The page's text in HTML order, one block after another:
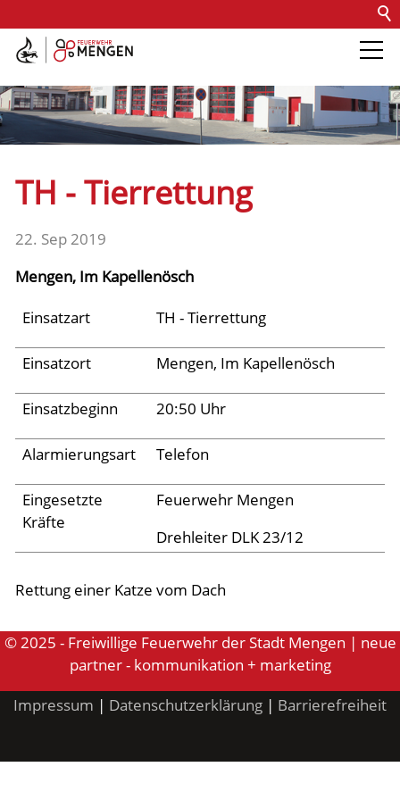
Kontakt Impressum
Barrierefreiheit
Die Feuerwehr
Fachdienste
Fahrzeuge
Einsätze
Aktuelles
Links
TH - Tierrettung
22. Sep 2019
Mengen, Im Kapellenösch
Einsatzart
TH - Tierrettung
Einsatzort Mengen, Im Kapellenösch
Einsatzbeginn 20:50 Uhr
Alarmierungsart Telefon
Eingesetzte
Kräfte
Feuerwehr Mengen
Drehleiter DLK 23/12
Rettung einer Katze vom Dach
© 2025 - Freiwillige Feuerwehr der Stadt Mengen | neue
partner - kommunikation + marketing
Impressum | Datenschutzerklärung | Barrierefreiheit